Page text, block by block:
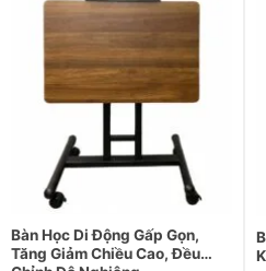
Bàn Học Di Động Gấp Gọn,
Tăng Giảm Chiều Cao, Đều